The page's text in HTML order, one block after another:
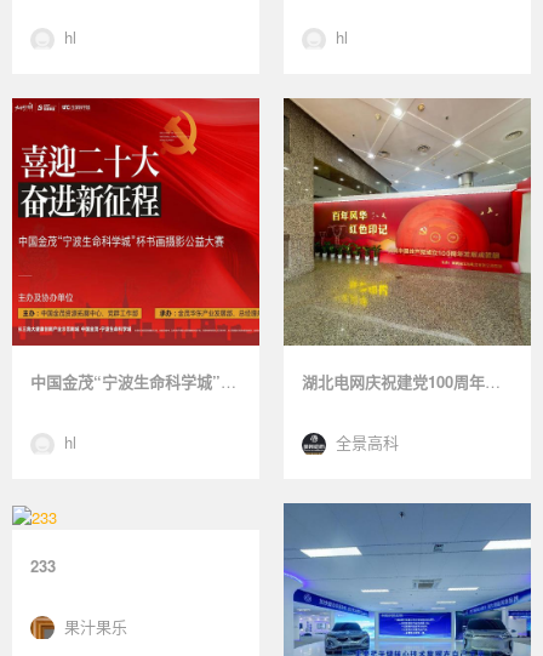
hl hl
中国金茂“宁波生命科学城”杯书画摄影公益大赛【线上VR展厅】
hl
湖北电网庆祝建党100周年发展成就展
全景高科
233
果汁果乐